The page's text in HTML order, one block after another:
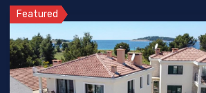
Featured